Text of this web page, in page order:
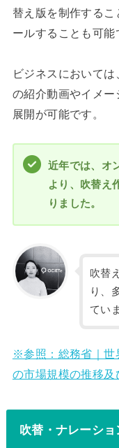
替え版を制作する
ールすることも可能
ビジネスにおいて
の紹介動画やイメ
展開が可能です。
近年では、オ
より、吹替え
りました。
吹替
り、
てい
※参照：総務省｜世
の市場規模の推移及
吹替・ナレーシ